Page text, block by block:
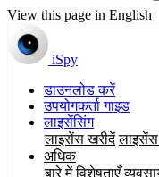
View this page in English
iSpy
डाउनलोड करें
उपयोगकर्ता गाइड
लाइसेंसिंग
लाइसेंस खरीदें लाइसेंस
अधिक
बारे में विशेषताएँ